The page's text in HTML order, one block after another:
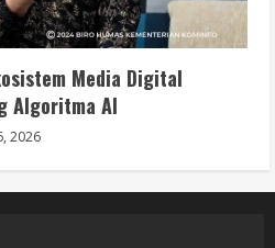
Media Digital
Algoritma AI
2026